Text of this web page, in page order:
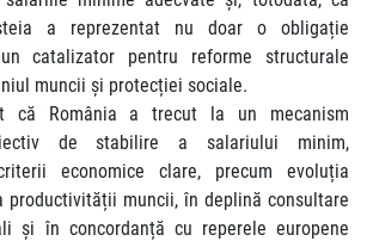
a reprezentat nu doar o obligație
catalizator pentru reforme structurale
muncii și protecției sociale.
că România a trecut la un mecanism
de stabilire a salariului minim,
economice clare, precum evoluția
productivității muncii, în deplină consultare
și în concordanță cu reperele europene